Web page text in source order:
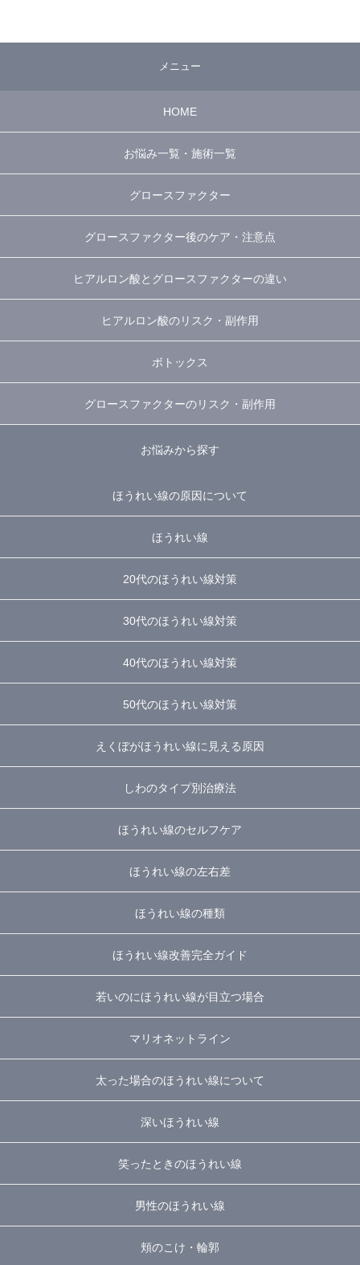
メニュー
HOME
お悩み一覧・施術一覧
グロースファクター
グロースファクター後のケア・注意点
ヒアルロン酸とグロースファクターの違い
ヒアルロン酸のリスク・副作用
ボトックス
グロースファクターのリスク・副作用
お悩みから探す
ほうれい線の原因について
ほうれい線
20代のほうれい線対策
30代のほうれい線対策
40代のほうれい線対策
50代のほうれい線対策
えくぼがほうれい線に見える原因
しわのタイプ別治療法
ほうれい線のセルフケア
ほうれい線の左右差
ほうれい線の種類
ほうれい線改善完全ガイド
若いのにほうれい線が目立つ場合
マリオネットライン
太った場合のほうれい線について
深いほうれい線
笑ったときのほうれい線
男性のほうれい線
頬のこけ・輪郭